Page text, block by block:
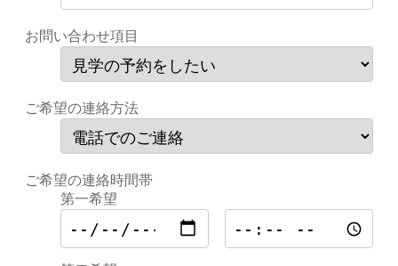
お問い合わせ項目
ご希望の連絡方法
ご希望の連絡時間帯
第一希望